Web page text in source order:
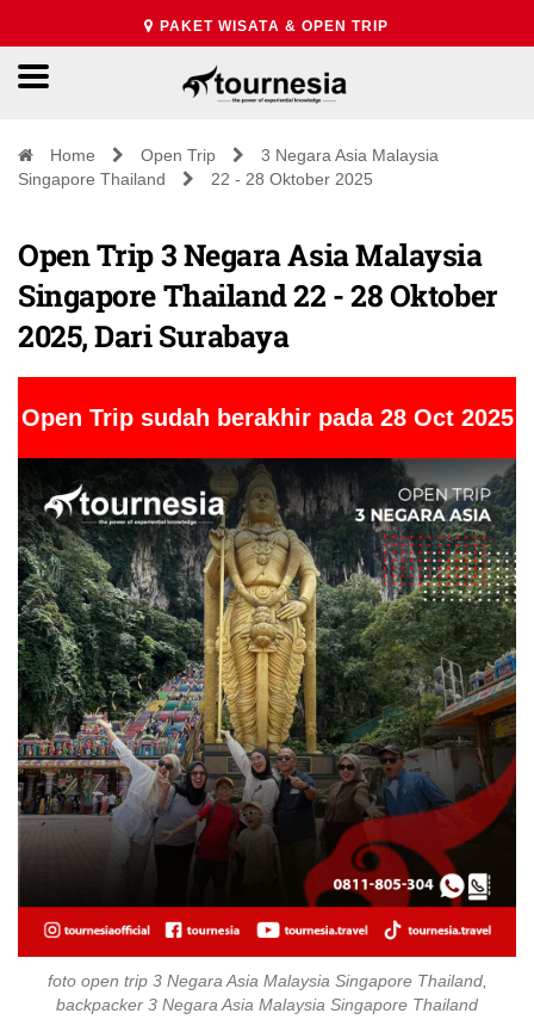
PAKET WISATA & OPEN TRIP
Home Open Trip
3 Negara Asia Malaysia
Singapore Thailand
22 - 28 Oktober 2025
Open Trip 3 Negara Asia Malaysia
Singapore Thailand 22 - 28 Oktober
2025, Dari Surabaya
Open Trip sudah berakhir pada 28 Oct 2025
foto open trip 3 Negara Asia Malaysia Singapore Thailand,
backpacker 3 Negara Asia Malaysia Singapore Thailand